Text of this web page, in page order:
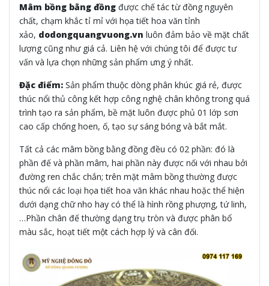
Mâm bồng bằng đồng được chế tác từ đồng nguyên
chất, chạm khắc tỉ mỉ với họa tiết hoa văn tỉnh
xảo, dodongquangvuong.vn luôn đảm bảo về mặt chất
lượng cũng như giá cả. Liên hệ với chúng tôi để được tư
vấn và lựa chọn những sản phẩm ưng ý nhất.
Đặc điểm: Sản phẩm thuộc dòng phân khúc giá rẻ, được
thúc nổi thủ công kết hợp công nghệ chân không trong quá
trình tạo ra sản phẩm, bề mặt luôn được phủ 01 lớp sơn
cao cấp chống hoen, ố, tạo sự sáng bóng và bắt mắt.
Tất cả các mâm bồng bằng đồng đều có 02 phần: đó là
phần đế và phần mâm, hai phần này được nối với nhau bởi
đường ren chắc chắn; trên mặt mâm bồng thường được
thúc nổi các loại họa tiết hoa văn khác nhau hoặc thể hiện
dưới dạng chữ nho hay có thể là hình rồng phượng, tứ linh,
…Phần chân đế thường dạng trụ tròn và được phân bổ
màu sắc, hoạt tiết một cách hợp lý và cân đối.